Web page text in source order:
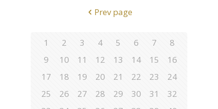
Prev page
1 2 3 4 5 6 7
8
9
10 11 12 13 14 15
16
17
18 19 20 21 22 23
24
25
26 27 28 29 30 31
32